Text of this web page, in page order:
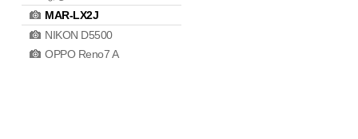
MAR-LX2J
NIKON D5500
OPPO Reno7 A